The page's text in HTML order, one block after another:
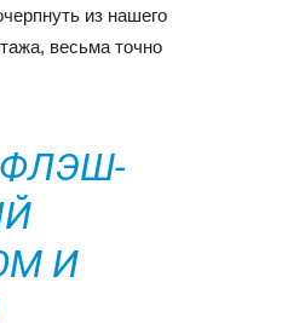
из нашего
весьма точно
ФЛЭШ-
И